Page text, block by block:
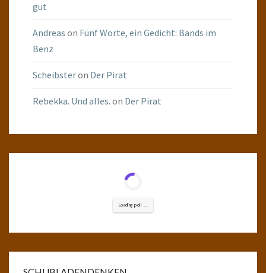
gut
Andreas on Fünf Worte, ein Gedicht: Bands im
Benz
Scheibsteron Der Pirat
Rebekka. Und alles. on Der Pirat
Loading poll ...